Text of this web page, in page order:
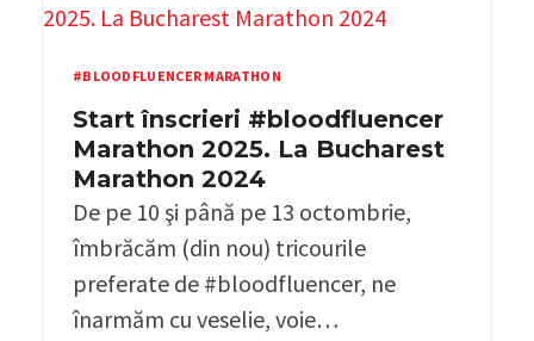
#BLOODFLUENCER MARATHON
Start înscrieri #bloodfluencer
Marathon 2025. La Bucharest
Marathon 2024
De pe 10 şi până pe 13 octombrie,
îmbrăcăm (din nou) tricourile
preferate de #bloodfluencer, ne
înarmăm cu veselie, voie…